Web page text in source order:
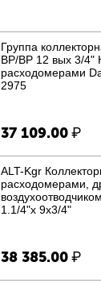
Группа
ВР/ВР 12 вых 3/4"
расходомерами
2975
37 109.00₽
ALT-Kgr
расходомерами,
1.1/4"х 9х3/4"
38 385.00₽